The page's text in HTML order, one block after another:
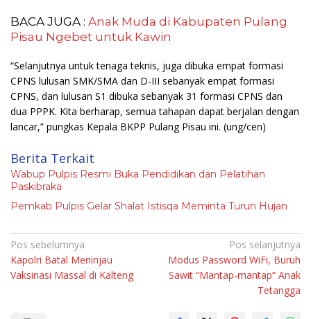
BACA JUGA : Anak Muda di Kabupaten Pulang
Pisau Ngebet untuk Kawin
“Selanjutnya untuk tenaga teknis, juga dibuka empat formasi
CPNS lulusan SMK/SMA dan D-III sebanyak empat formasi
CPNS, dan lulusan S1 dibuka sebanyak 31 formasi CPNS dan
dua PPPK. Kita berharap, semua tahapan dapat berjalan dengan
lancar,” pungkas Kepala BKPP Pulang Pisau ini. (ung/cen)
Berita Terkait
Wabup Pulpis Resmi Buka Pendidikan dan Pelatihan
Paskibraka
Pemkab Pulpis Gelar Shalat Istisqa Meminta Turun Hujan
Navigasi
pos
Pos sebelumnya
Kapolri Batal Meninjau
Vaksinasi Massal di Kalteng
Pos selanjutnya
Modus Password WiFi, Buruh
Sawit “Mantap-mantap” Anak
Tetangga